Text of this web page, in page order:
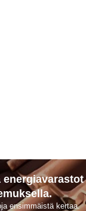
ensimmäistä kertaa.